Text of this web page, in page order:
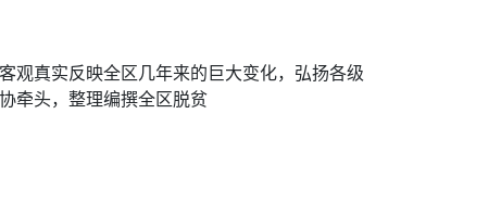
观真实反映全区几年来的巨大变化，弘扬各级
牵头，整理编撰全区脱贫